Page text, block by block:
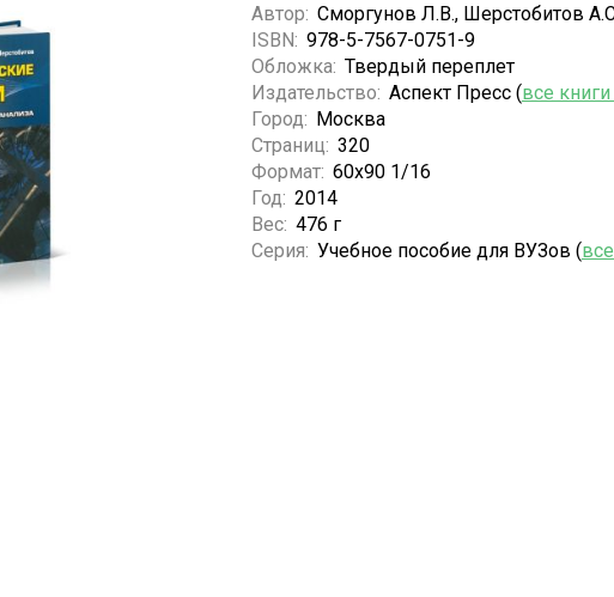
Автор: Сморгунов Л.В., Шерстобитов
ISBN: 978-5-7567-0751-9
Обложка: Твердый переплет
Издательство: Аспект Пресс (все книги
Город: Москва
Страниц: 320
Формат: 60х90 1/16
Год: 2014
Вес: 476 г
Серия: Учебное пособие для ВУЗов (